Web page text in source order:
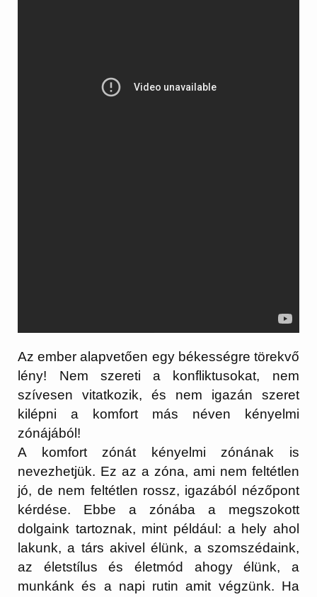
Az ember alapvetően egy békességre törekvő
lény! Nem szereti a konfliktusokat, nem
szívesen vitatkozik, és nem igazán szeret
kilépni a komfort más néven kényelmi
zónájából!
A komfort zónát kényelmi zónának is
nevezhetjük. Ez az a zóna, ami nem feltétlen
jó, de nem feltétlen rossz, igazából nézőpont
kérdése. Ebbe a zónába a megszokott
dolgaink tartoznak, mint például: a hely ahol
lakunk, a társ akivel élünk, a szomszédaink,
az életstílus és életmód ahogy élünk, a
munkánk és a napi rutin amit végzünk. Ha